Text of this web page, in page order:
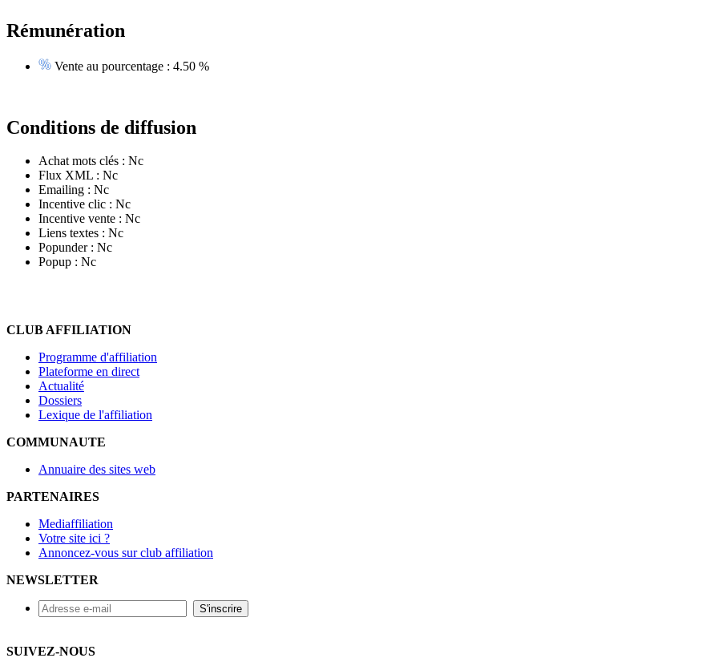
Rémunération
Vente au pourcentage : 4.50 %
Conditions de diffusion
Achat mots clés : Nc
Flux XML : Nc
Emailing : Nc
Incentive clic : Nc
Incentive vente : Nc
Liens textes : Nc
Popunder : Nc
Popup : Nc
CLUB AFFILIATION
Programme d'affiliation
Plateforme en direct
Actualité
Dossiers
Lexique de l'affiliation
COMMUNAUTE
Annuaire des sites web
PARTENAIRES
Mediaffiliation
Votre site ici ?
Annoncez-vous sur club affiliation
NEWSLETTER
SUIVEZ-NOUS